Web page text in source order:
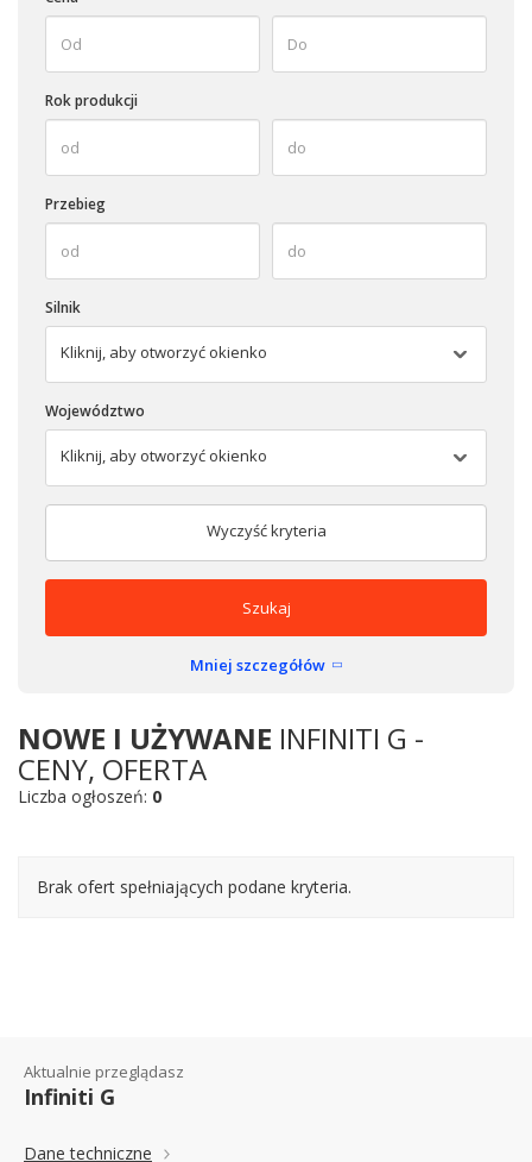
Rok produkcji
Przebieg
Silnik
Kliknij, aby otworzyć okienko
Województwo
Kliknij, aby otworzyć okienko
Wyczyść kryteria
Mniej szczegółów
Szukaj
NOWE I UŻYWANE INFINITI G -
CENY, OFERTA
Liczba ogłoszeń: 0
Brak ofert spełniających podane kryteria.
Aktualnie przeglądasz
Infiniti G
Dane techniczne